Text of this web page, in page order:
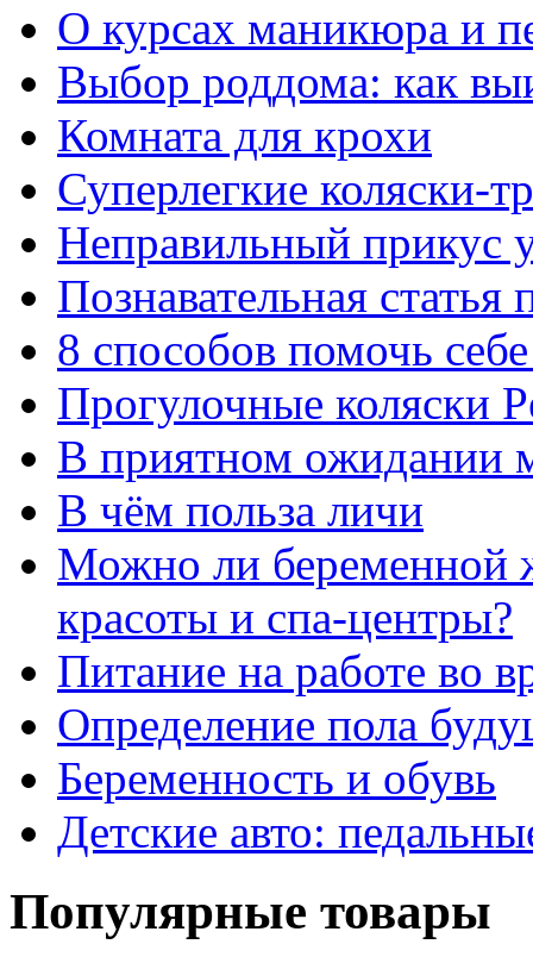
О курсах маникюра и
Выбор роддома: как
Комната для крохи
Суперлегкие коляски-
Неправильный прикус
Познавательная
8 способов помочь
Прогулочные коляски
В приятном ожидании
В чём польза личи
Можно ли беременной
красоты и спа-центры?
Питание на работе во
Определение пола
Беременность и обувь
Детские авто:
Популярные товары